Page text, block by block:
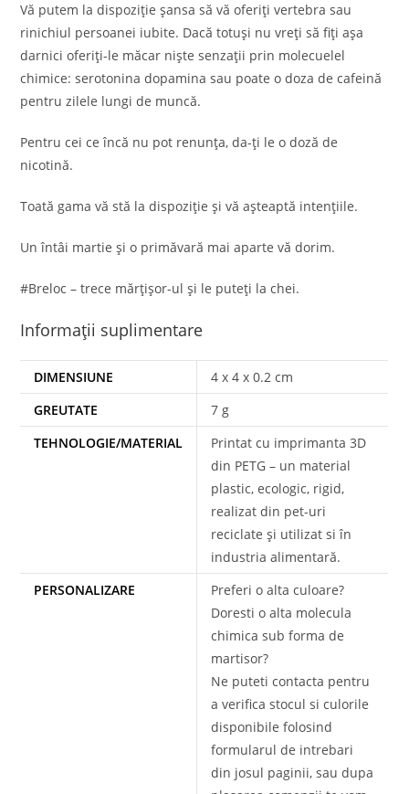
Vă putem la dispoziție șansa să vă oferiți vertebra sau
rinichiul persoanei iubite. Dacă totuși nu vreți să fiți așa
darnici oferiți-le măcar niște senzații prin molecuelel
chimice: serotonina dopamina sau poate o doza de cafeină
pentru zilele lungi de muncă.
Pentru cei ce încă nu pot renunța, da-ți le o doză de
nicotină.
Toată gama vă stă la dispoziție și vă așteaptă intențiile.
Un întâi martie și o primăvară mai aparte vă dorim.
#Breloc – trece mărțișor-ul și le puteți la chei.
Informații suplimentare
DIMENSIUNE
4 x 4 x 0.2 cm
GREUTATE
7 g
TEHNOLOGIE/MATERIAL
Printat cu imprimanta 3D
din PETG – un material
plastic, ecologic, rigid,
realizat din pet-uri
reciclate și utilizat si în
industria alimentară.
PERSONALIZARE
Preferi o alta culoare?
Doresti o alta molecula
chimica sub forma de
martisor?
Ne puteti contacta pentru
a verifica stocul si culorile
disponibile folosind
formularul de intrebari
din josul paginii, sau dupa